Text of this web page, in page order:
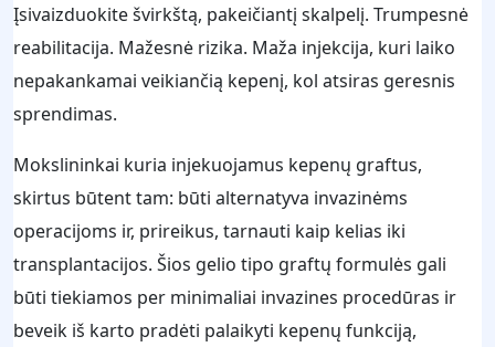
Įsivaizduokite švirkštą, pakeičiantį skalpelį. Trumpesnė
reabilitacija. Mažesnė rizika. Maža injekcija, kuri laiko
nepakankamai veikiančią kepenį, kol atsiras geresnis
sprendimas.
Mokslininkai kuria injekuojamus kepenų graftus,
skirtus būtent tam: būti alternatyva invazinėms
operacijoms ir, prireikus, tarnauti kaip kelias iki
transplantacijos. Šios gelio tipo graftų formulės gali
būti tiekiamos per minimaliai invazines procedūras ir
beveik iš karto pradėti palaikyti kepenų funkciją,